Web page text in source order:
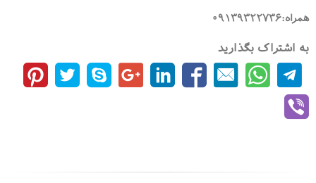
همراه:۰۹۱۳۹۳۲۲۷۳۶
به اشتراک بگذارید